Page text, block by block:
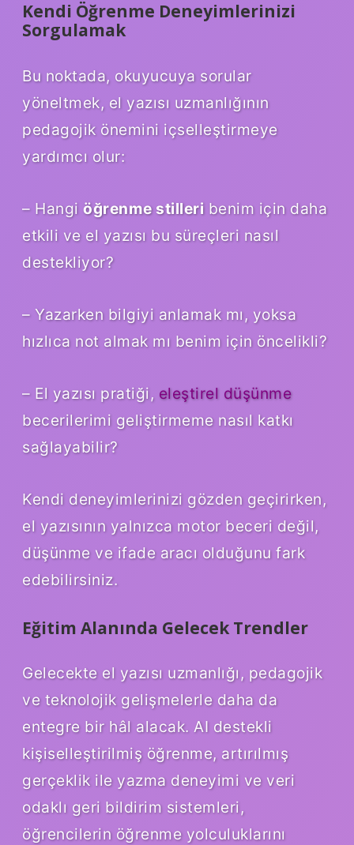
Kendi Öğrenme Deneyimlerinizi
Sorgulamak
Bu noktada, okuyucuya sorular
yöneltmek, el yazısı uzmanlığının
pedagojik önemini içselleştirmeye
yardımcı olur:
– Hangi öğrenme stilleribenim için daha
etkili ve el yazısı bu süreçleri nasıl
destekliyor?
– Yazarken bilgiyi anlamak mı, yoksa
hızlıca not almak mı benim için öncelikli?
– El yazısı pratiği, eleştirel düşünme
becerilerimi geliştirmeme nasıl katkı
sağlayabilir?
Kendi deneyimlerinizi gözden geçirirken,
el yazısının yalnızca motor beceri değil,
düşünme ve ifade aracı olduğunu fark
edebilirsiniz.
Eğitim Alanında Gelecek Trendler
Gelecekte el yazısı uzmanlığı, pedagojik
ve teknolojik gelişmelerle daha da
entegre bir hâl alacak. AI destekli
kişiselleştirilmiş öğrenme, artırılmış
gerçeklik ile yazma deneyimi ve veri
odaklı geri bildirim sistemleri,
öğrencilerin öğrenme yolculuklarını